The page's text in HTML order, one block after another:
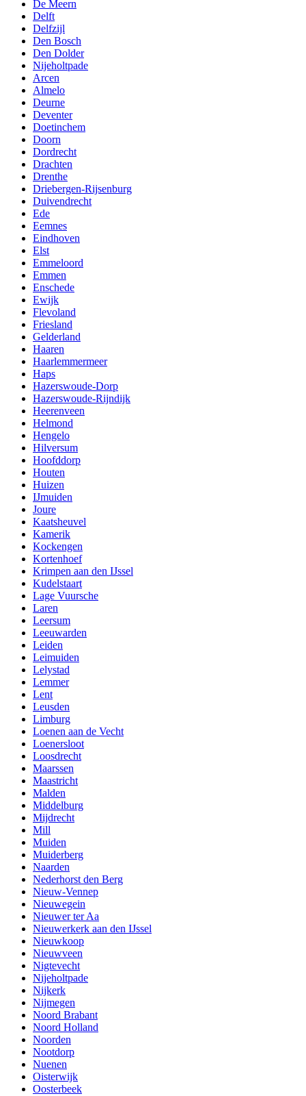
De Meern
Delft
Delfzijl
Den Bosch
Den Dolder
Nijeholtpade
Arcen
Almelo
Deurne
Deventer
Doetinchem
Doorn
Dordrecht
Drachten
Drenthe
Driebergen-Rijsenburg
Duivendrecht
Ede
Eemnes
Eindhoven
Elst
Emmeloord
Emmen
Enschede
Ewijk
Flevoland
Friesland
Gelderland
Haaren
Haarlemmermeer
Haps
Hazerswoude-Dorp
Hazerswoude-Rijndijk
Heerenveen
Helmond
Hengelo
Hilversum
Hoofddorp
Houten
Huizen
IJmuiden
Joure
Kaatsheuvel
Kamerik
Kockengen
Kortenhoef
Krimpen aan den IJssel
Kudelstaart
Lage Vuursche
Laren
Leersum
Leeuwarden
Leiden
Leimuiden
Lelystad
Lemmer
Lent
Leusden
Limburg
Loenen aan de Vecht
Loenersloot
Loosdrecht
Maarssen
Maastricht
Malden
Middelburg
Mijdrecht
Mill
Muiden
Muiderberg
Naarden
Nederhorst den Berg
Nieuw-Vennep
Nieuwegein
Nieuwer ter Aa
Nieuwerkerk aan den IJssel
Nieuwkoop
Nieuwveen
Nigtevecht
Nijeholtpade
Nijkerk
Nijmegen
Noord Brabant
Noord Holland
Noorden
Nootdorp
Nuenen
Oisterwijk
Oosterbeek